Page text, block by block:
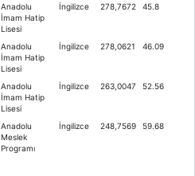
Anadolu
İmam Hatip
Lisesi
İngilizce 278,7672 45.8
Anadolu
İmam Hatip
Lisesi
İngilizce 278,0621 46.09
Anadolu
İmam Hatip
Lisesi
İngilizce 263,0047 52.56
Anadolu
Meslek
Programı
İngilizce 248,7569 59.68